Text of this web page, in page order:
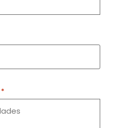
*